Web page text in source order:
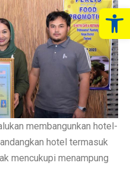
membangunkan hotel-
hotel termasuk
mencukupi menampung